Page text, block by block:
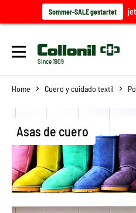
Sommer-SALE gestartet
Since 1909
Home Cuero y cuidado textil
Asas de cuero